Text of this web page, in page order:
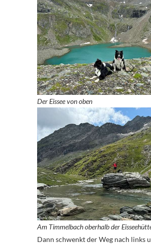
Der Eissee von oben
Am Timmelbach oberhalb der
Dann schwenkt der Weg nach links